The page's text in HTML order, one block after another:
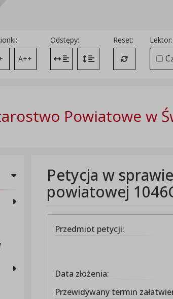
A++
Odstępy:
Zmień odstęp między literami
Zmień interlinię i
Reset:
Przywróć
Lektor:
Powiatowe w
Petycja w
powiatowej
Przedmiot petycji:
Data złożenia:
Przewidywany termin